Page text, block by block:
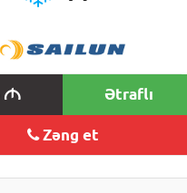
M Ətraflı
Zəng et